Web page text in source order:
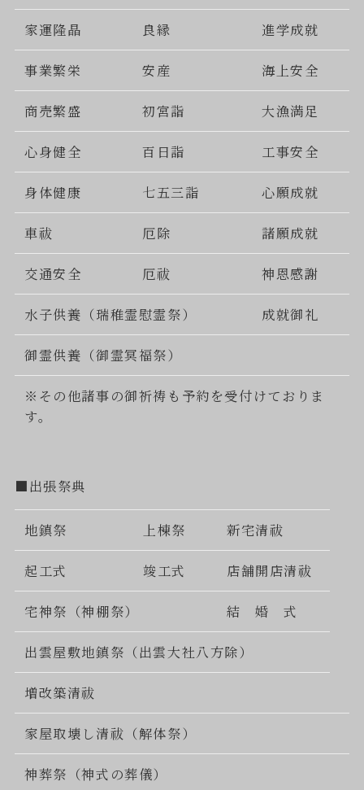
家運隆晶 良縁 進学成就
事業繁栄 安産 海上安全
商売繁盛 初宮詣 大漁満足
心身健全 百日詣 工事安全
身体健康 七五三詣 心願成就
車祓 厄除 諸願成就
交通安全 厄祓 神恩感謝
水子供養（瑞稚霊慰霊祭） 成就御礼
御霊供養（御霊冥福祭）
※その他諸事の御祈祷も予約を受付けておりま
す。
■出張祭典
地鎮祭 上棟祭 新宅清祓
起工式 竣工式 店舗開店清祓
宅神祭（神棚祭） 結 婚 式
出雲屋敷地鎮祭（出雲大社八方除）
増改築清祓
家屋取壊し清祓（解体祭）
神葬祭（神式の葬儀）